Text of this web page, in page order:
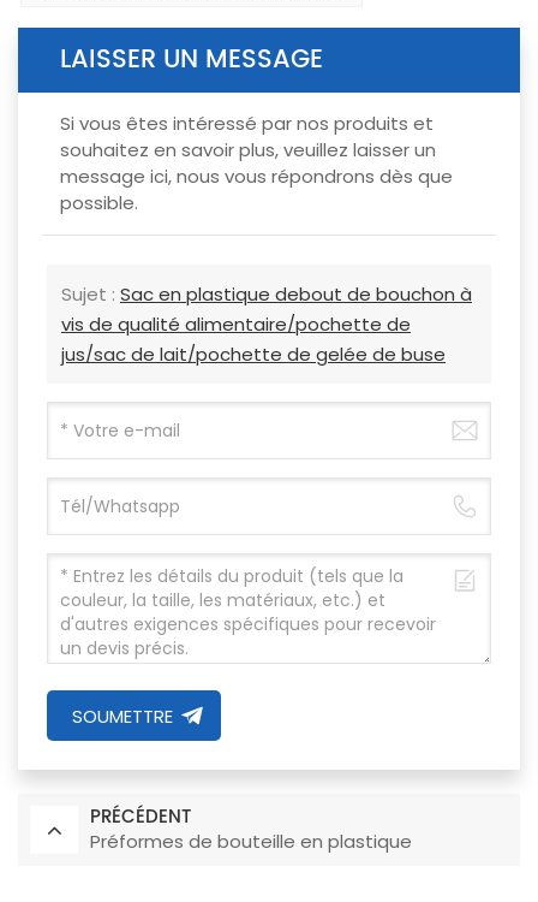
LAISSER UN MESSAGE
Si vous êtes intéressé par nos produits et
souhaitez en savoir plus, veuillez laisser un
message ici, nous vous répondrons dès que
possible.
Sujet : Sac en plastique debout de bouchon à
vis de qualité alimentaire/pochette de
jus/sac de lait/pochette de gelée de buse
SOUMETTRE
PRÉCÉDENT
Préformes de bouteille en plastique